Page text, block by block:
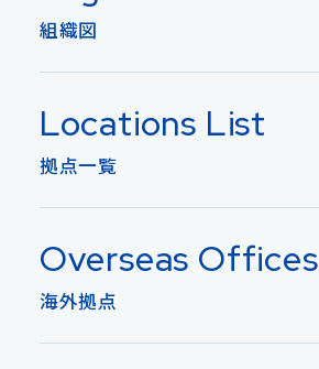
組織図
Locations List
拠点一覧
Overseas Offices
海外拠点